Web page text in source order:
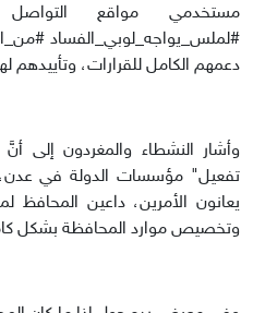
مستخدمي مواقع
#لملس_يواجه_لوبي_الفساد
دعمهم الكامل للقرارات، وتأييدهم
وأشار النشطاء والمغردون إلى
تفعيل" مؤسسات الدولة في
يعانون الأمرين، داعين المحافظ
وتخصيص موارد المحافظة بشكل كامل